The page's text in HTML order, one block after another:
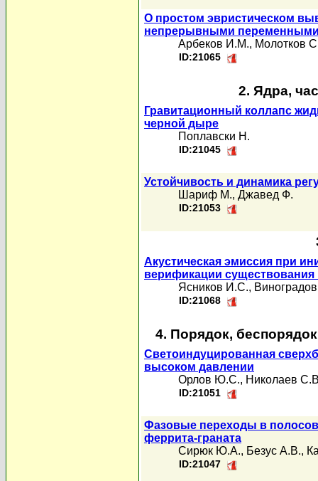
О простом эвристическом
непрерывными переменными
Арбеков И.М., Молотков
ID:21065
2. Ядра,
Гравитационный коллапс
черной дыре
Поплавски Н.
ID:21045
Устойчивость и динамика
Шариф М., Джавед Ф.
ID:21053
Акустическая эмиссия при
верификации
Ясников И.С.,
ID:21068
4. Порядок,
Светоиндуцированная
высоком давлении
Орлов Ю.С., Николаев
ID:21051
Фазовые переходы в
феррита-граната
Сирюк Ю.А., Безус А.В.,
ID:21047